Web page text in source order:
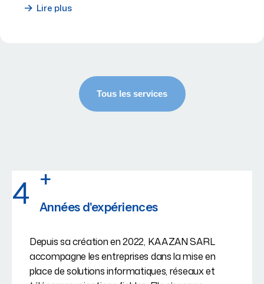
Lire plus
4 +
Années d'expériences
Depuis sa création en 2022, KAAZAN SARL
accompagne les entreprises dans la mise en
place de solutions informatiques, réseaux et